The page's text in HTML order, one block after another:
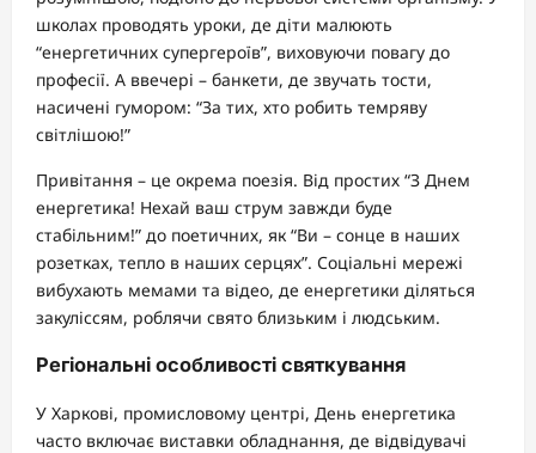
школах проводять уроки, де діти малюють
“енергетичних супергероїв”, виховуючи повагу до
професії. А ввечері – банкети, де звучать тости,
насичені гумором: “За тих, хто робить темряву
світлішою!”
Привітання – це окрема поезія. Від простих “З Днем
енергетика! Нехай ваш струм завжди буде
стабільним!” до поетичних, як “Ви – сонце в наших
розетках, тепло в наших серцях”. Соціальні мережі
вибухають мемами та відео, де енергетики діляться
закуліссям, роблячи свято близьким і людським.
Регіональні особливості святкування
У Харкові, промисловому центрі, День енергетика
часто включає виставки обладнання, де відвідувачі